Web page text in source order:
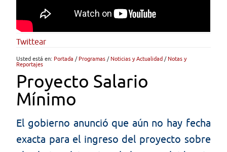
Twittear
Usted está en: Portada / Programas / Noticias y Actualidad / Notas y
Reportajes
Proyecto Salario
Mínimo
El gobierno anunció que aún no hay fecha
exacta para el ingreso del proyecto sobre